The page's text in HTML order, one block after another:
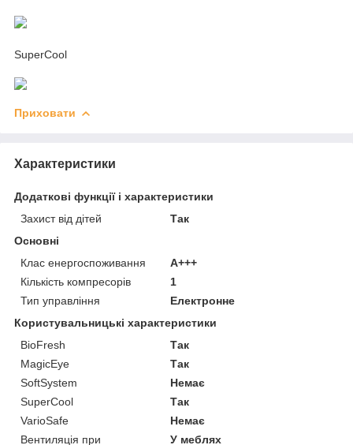
SuperCool
Приховати
Характеристики
Додаткові функції і характеристики
Захист від дітей
Так
Основні
Клас енергоспоживання
A+++
Кількість компресорів
1
Тип управління
Електронне
Користувальницькі характеристики
BioFresh
Так
MagicEye
Так
SoftSystem
Немає
SuperCool
Так
VarioSafe
Немає
Вентиляція при
У меблях